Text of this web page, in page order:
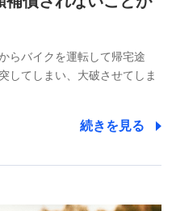
に必要なデータを解析し、
せ内容の正確な把握のため
、連絡先
本橋人形町2-14-10 アー
いて
らバイクを運転して帰宅途
してしまい、大破させてしま
続きを見る